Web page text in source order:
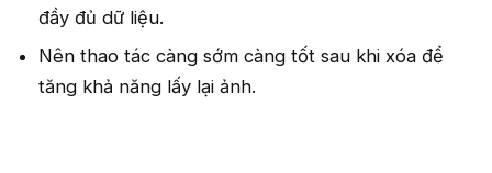
đầy đủ dữ liệu.
Nên thao tác càng sớm càng tốt sau khi xóa để
tăng khả năng lấy lại ảnh.